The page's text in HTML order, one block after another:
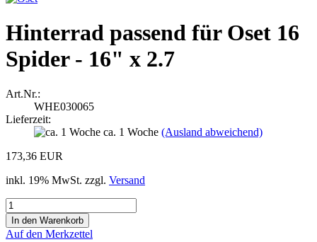
Hinterrad passend für Oset 16
Spider - 16" x 2.7
Art.Nr.:
WHE030065
Lieferzeit:
ca. 1 Woche (Ausland abweichend)
173,36 EUR
inkl. 19% MwSt. zzgl. Versand
Auf den Merkzettel